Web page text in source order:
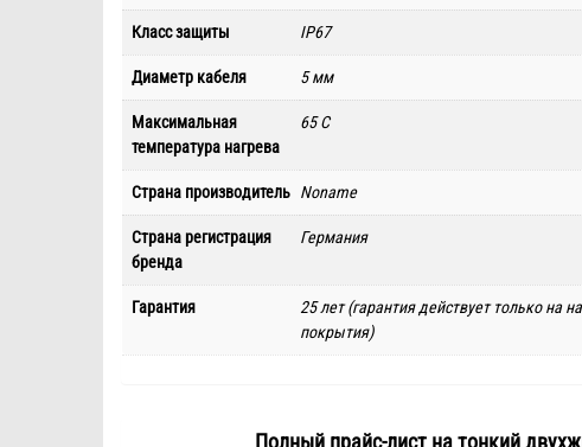
Класс защиты IP67
Диаметр кабеля 5 мм
Максимальная
температура нагрева
65 С
Страна производитель Noname
Страна регистрация
бренда
Германия
Гарантия
25 лет (гарантия действует только на
покрытия)
Полный прайс-лист на тонкий